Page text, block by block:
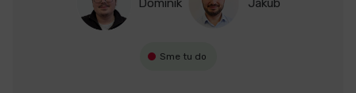
Dominik Jakub
Sme tu do